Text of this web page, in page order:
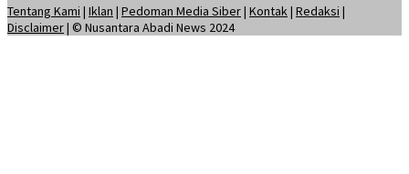
Tentang Kami | Iklan | Pedoman Media Siber| Kontak| Redaksi |
Disclaimer| © Nusantara Abadi News 2024